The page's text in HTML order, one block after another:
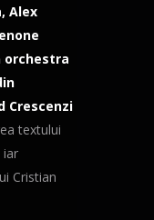
Alex
orchestra
Crescenzi
textului
iar
Cristian